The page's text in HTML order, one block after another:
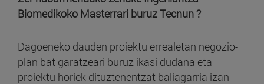
Biomedikoko Masterrari buruz Tecnun ?
Dagoeneko dauden proiektu errealetan negozio-
plan bat garatzeari buruz ikasi dudana eta
proiektu horiek dituztenentzat baliagarria izan